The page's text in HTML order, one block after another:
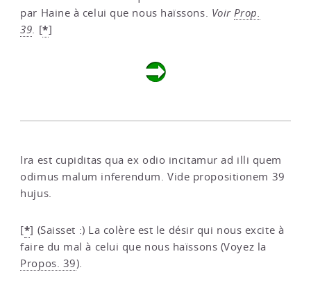
par Haine à celui que nous haïssons. VoirProp.
39. [*]
Ira est cupiditas qua ex odio incitamur ad illi quem
odimus malum inferendum. Vide propositionem 39
hujus.
[*] (Saisset :) La colère est le désir qui nous excite à
faire du mal à celui que nous haïssons (Voyez la
Propos. 39).